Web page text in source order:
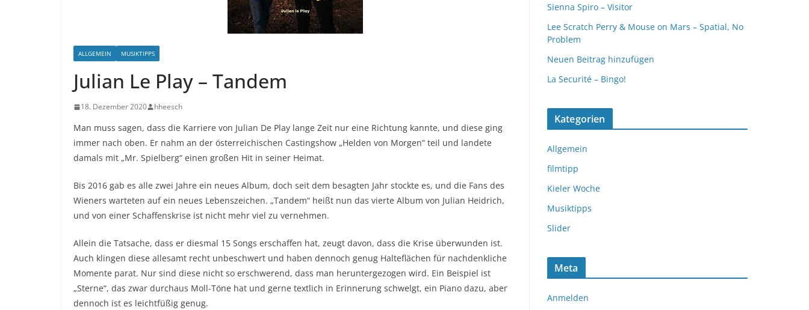
ALLGEMEIN MUSIKTIPPS
Julian Le Play – Tandem
18. Dezember 2020 hheesch
Man muss sagen, dass die Karriere von Julian De Play lange Zeit nur eine Richtung kannte, und diese ging
immer nach oben. Er nahm an der österreichischen Castingshow „Helden von Morgen“ teil und landete
damals mit „Mr. Spielberg“ einen großen Hit in seiner Heimat.
Bis 2016 gab es alle zwei Jahre ein neues Album, doch seit dem besagten Jahr stockte es, und die Fans des
Wieners warteten auf ein neues Lebenszeichen. „Tandem“ heißt nun das vierte Album von Julian Heidrich,
und von einer Schaffenskrise ist nicht mehr viel zu vernehmen.
Allein die Tatsache, dass er diesmal 15 Songs erschaffen hat, zeugt davon, dass die Krise überwunden ist.
Auch klingen diese allesamt recht unbeschwert und haben dennoch genug Halteflächen für nachdenkliche
Momente parat. Nur sind diese nicht so erschwerend, dass man heruntergezogen wird. Ein Beispiel ist
„Sterne“, das zwar durchaus Moll-Töne hat und gerne textlich in Erinnerung schwelgt, ein Piano dazu, aber
dennoch ist es leichtfüßig genug.
Sienna Spiro – Visitor
Lee Scratch Perry & Mouse on Mars – Spatial, No
Problem
Neuen Beitrag hinzufügen
La Securité – Bingo!
Kategorien
Allgemein
filmtipp
Kieler Woche
Musiktipps
Slider
Meta
Anmelden